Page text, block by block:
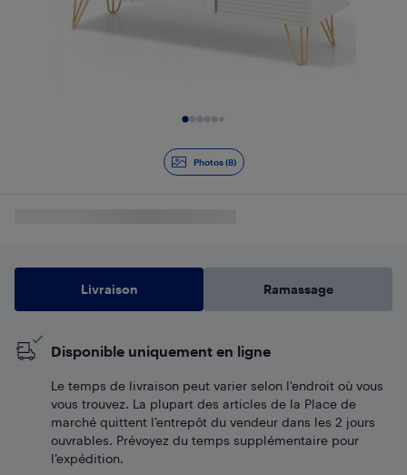
Photos (8)
Livraison Ramassage
Disponible uniquement en ligne
Le temps de livraison peut varier selon l'endroit où vous
vous trouvez. La plupart des articles de la Place de
marché quittent l’entrepôt du vendeur dans les 2 jours
ouvrables. Prévoyez du temps supplémentaire pour
l’expédition.